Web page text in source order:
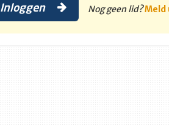
Inloggen Nog geen lid?Meld